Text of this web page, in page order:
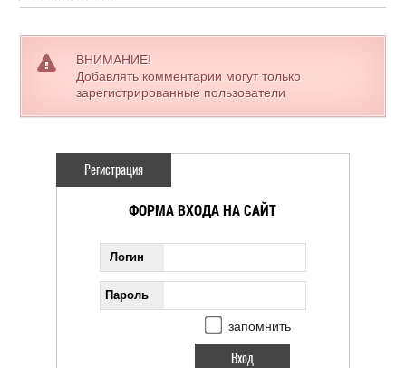
ВНИМАНИЕ!
Добавлять комментарии могут только
зарегистрированные пользователи
Регистрация
ФОРМА ВХОДА НА САЙТ
Логин
Пароль
запомнить